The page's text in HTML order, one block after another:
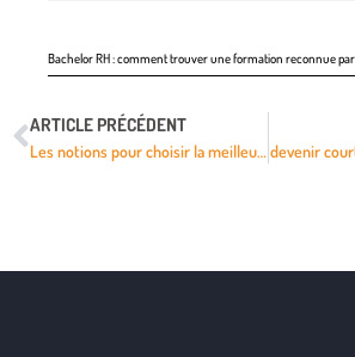
Bachelor RH : comment trouver une formation reconnue
ARTICLE PRÉCÉDENT
Les notions pour choisir la meilleure station thermale devenir